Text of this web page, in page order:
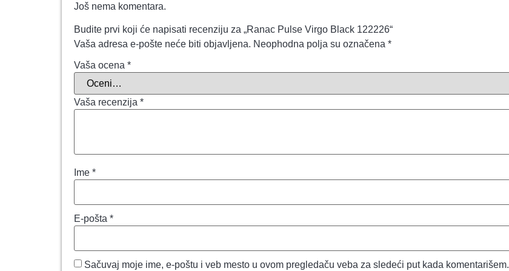
Još nema komentara.
Budite prvi koji će napisati recenziju za „Ranac Pulse Virgo Black 122226“
Vaša adresa e-pošte neće biti objavljena. Neophodna polja su označena *
Vaša ocena *
Vaša recenzija *
Ime *
E-pošta *
Sačuvaj moje ime, e-poštu i veb mesto u ovom pregledaču veba za sledeći put kada komentarišem.